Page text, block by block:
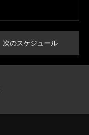
次のスケジュール